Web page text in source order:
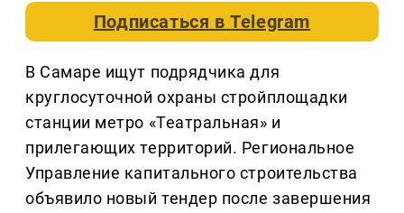
Подписаться вTelegram
В Самаре ищут подрядчика для
круглосуточной охраны стройплощадки
станции метро «Театральная» и
прилегающих территорий. Региональное
Управление капитального строительства
объявило новый тендер после завершения